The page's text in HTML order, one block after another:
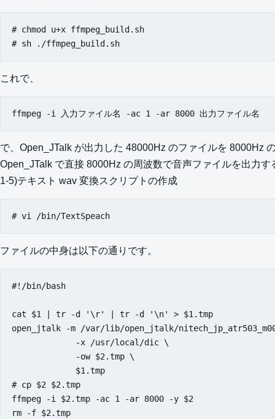
# chmod u+x ffmpeg_build.sh
これで、
で、Open_JTalk が出力した 48000Hz のファイルを 8000Hz
Open_JTalk で直接 8000Hz の周波数で音声ファイルを出力
1-5)テキスト wav 変換スクリプトの作成
ファイルの中身は以下の通りです。
#!/bin/bash
cat $1 | tr -d '\r' | tr -d '\n' > $1.tmp
open_jtalk -m /var/lib/open_jtalk/
             -x /usr/local/dic \
             -ow $2.tmp \
             $1.tmp
# cp $2 $2.tmp
ffmpeg -i $2.tmp -ac 1 -ar 8000 -y $2